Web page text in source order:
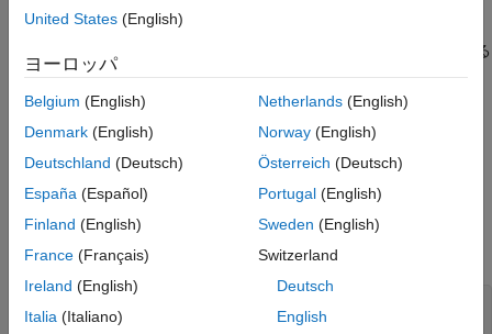
コントローラー パラメーターの調整
参考
るようにしなければなりません。具体的には、応答を 5 秒未満
に、オーバーシュートなし (あるいはほとんどなし) で整定させる
のが目標です。
次に示すエンジン ダイナミクスの 4 次モデルを使用します。
bode(Engine)
United States (English)
ヨーロッパ
Belgium (English)
Denmark (English)
Deutschland (Deutsch)
España (Español)
Finland (English)
France (Français)
Ireland (English)
Italia (Italiano)
Netherlands(English)
Norway(English)
Österreich (Deutsch)
Portugal(English)
Sweden (English)
Switzerland
Deutsch
English